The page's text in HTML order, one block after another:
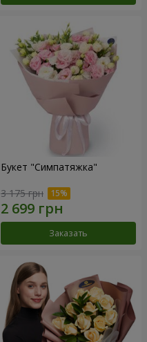
Букет "Симпатяжка"
3 175 грн
Заказать